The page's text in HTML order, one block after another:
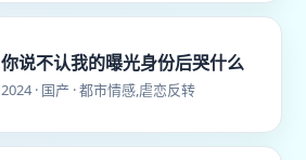
你说不认我的曝光身份后哭什么
2024 · 国产 · 都市情感,虐恋反转